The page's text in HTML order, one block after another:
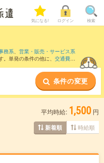
気になる! ログイン 検索
務系、 営業・販売・サービス系
単発の条件の他に、 交通費別
条件の変更
平均時給: 1,500 円
新着順 時給順